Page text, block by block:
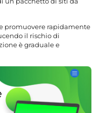
promuovere rapidamente
il rischio di
è graduale e